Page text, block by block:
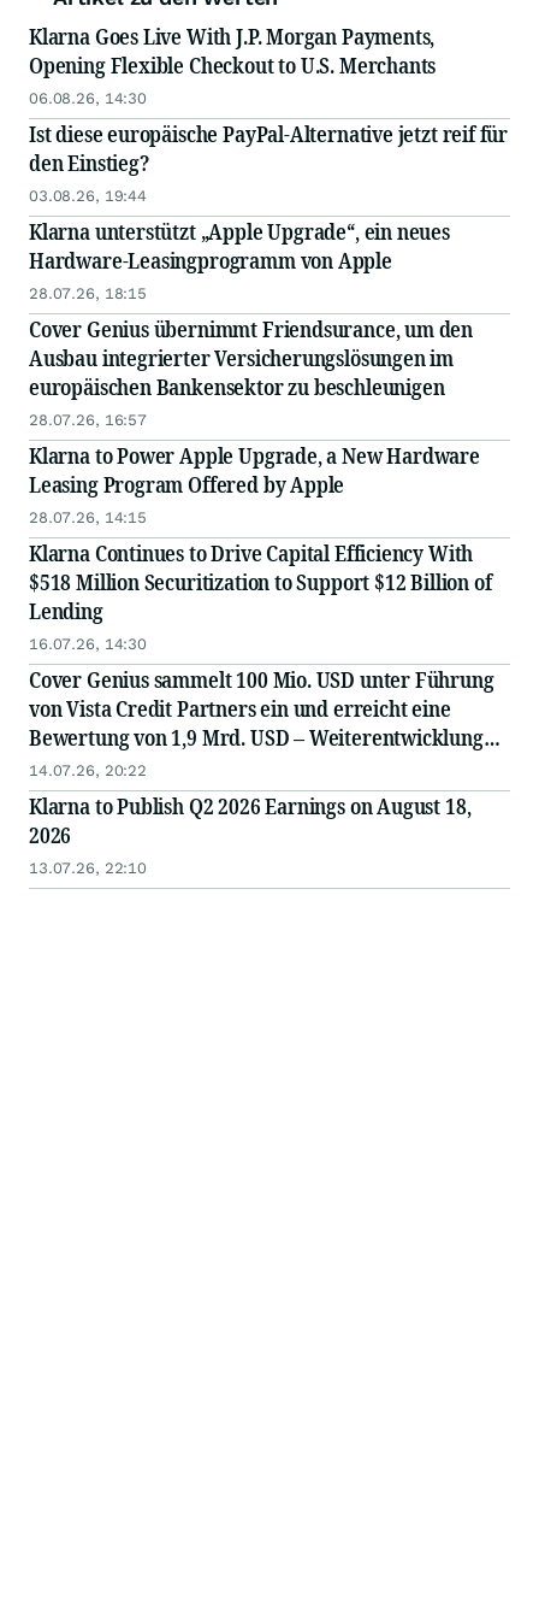
Klarna Goes Live With J.P. Morgan Payments,
Opening Flexible Checkout to U.S. Merchants
06.08.26, 14:30
Ist diese europäische PayPal-Alternative jetzt reif für
den Einstieg?
03.08.26, 19:44
Klarna unterstützt „Apple Upgrade“, ein neues
Hardware-Leasingprogramm von Apple
28.07.26, 18:15
Cover Genius übernimmt Friendsurance, um den
Ausbau integrierter Versicherungslösungen im
europäischen Bankensektor zu beschleunigen
28.07.26, 16:57
Klarna to Power Apple Upgrade, a New Hardware
Leasing Program Offered by Apple
28.07.26, 14:15
Klarna Continues to Drive Capital Efficiency With
$518 Million Securitization to Support $12 Billion of
Lending
16.07.26, 14:30
Cover Genius sammelt 100 Mio. USD unter Führung
von Vista Credit Partners ein und erreicht eine
Bewertung von 1,9 Mrd. USD – Weiterentwicklung
der „AI-First“-Plattform und globale Expansion
14.07.26, 20:22
Klarna to Publish Q2 2026 Earnings on August 18,
2026
13.07.26, 22:10